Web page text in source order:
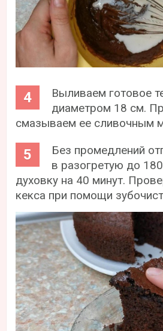
Выливаем готовое
диаметром 18 см.
смазываем ее сливочным
Без промедлений
в разогретую до
духовку на 40 минут.
кекса при помощи